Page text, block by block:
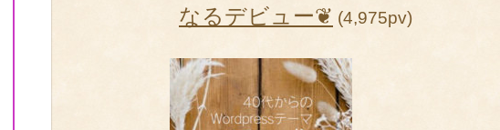
なるデビュー❦ (4,975pv)